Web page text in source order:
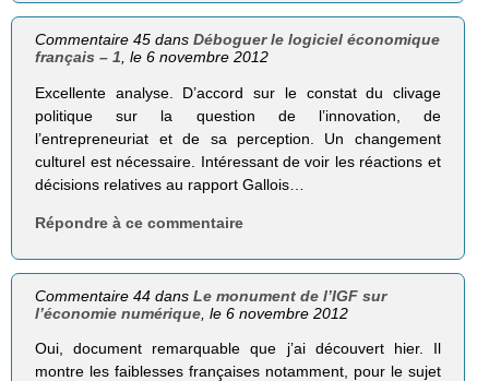
Commentaire 45 dansDéboguer le logiciel économique
français – 1, le 6 novembre 2012
Excellente analyse. D’accord sur le constat du clivage
politique sur la question de l’innovation, de
l’entrepreneuriat et de sa perception. Un changement
culturel est nécessaire. Intéressant de voir les réactions et
décisions relatives au rapport Gallois…
Répondre à ce commentaire
Commentaire 44 dansLe monument de l’IGF sur
l’économie numérique , le 6 novembre 2012
Oui, document remarquable que j’ai découvert hier. Il
montre les faiblesses françaises notamment, pour le sujet